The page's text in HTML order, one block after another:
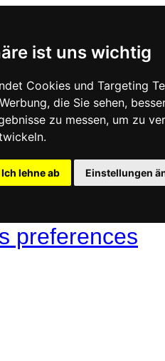
ist uns wichtig
Cookies und Targeting
die Sie sehen,
zu messen, um zu
Ich lehne ab Einstellungen
preferences